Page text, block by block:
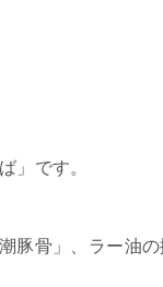
」です。
豚骨」、ラー油